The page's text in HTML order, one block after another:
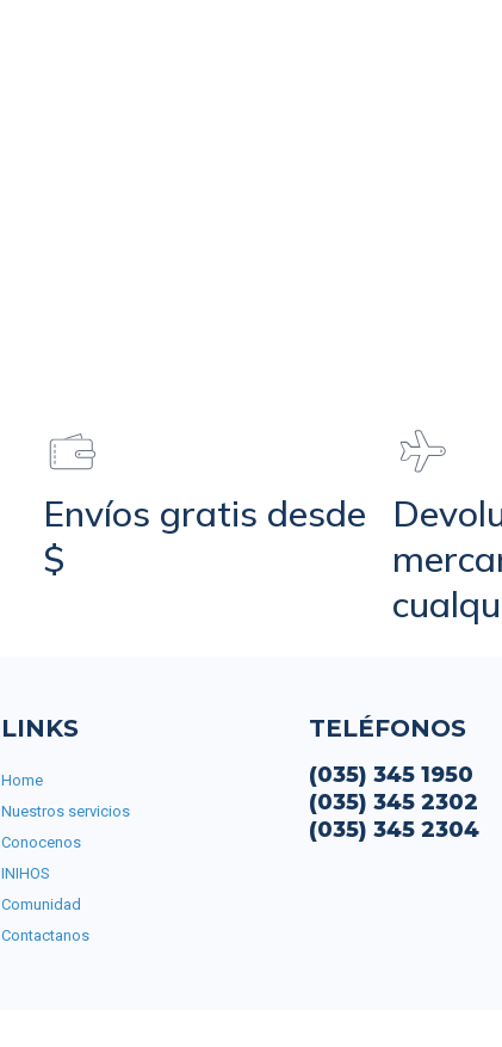
Envíos gratis desde
$
LINKS
Home
Nuestros servicios
Conocenos
INIHOS
Comunidad
Contactanos
TELÉFONOS
(035) 345 1950
(035) 345 2302
(035) 345 2304